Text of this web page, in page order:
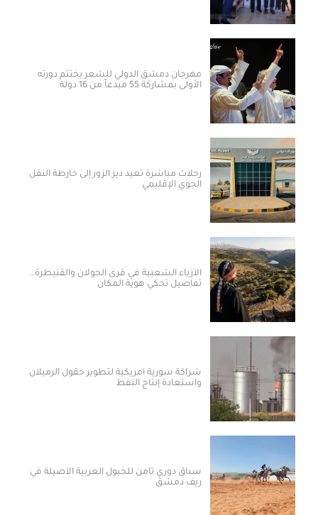
مهرجان دمشق الدولي للشعر يختتم دورته
الأولى بمشاركة 55 مبدعاً من 16 دولة
رحلات مباشرة تعيد دير الزور إلى خارطة النقل
الجوي الإقليمي
الأزياء الشعبية في قرى الجولان والقنيطرة..
تفاصيل تحكي هوية المكان
شراكة سورية أمريكية لتطوير حقول الرميلان
واستعادة إنتاج النفط
سباق دوري ثامن للخيول العربية الأصيلة في
ريف دمشق